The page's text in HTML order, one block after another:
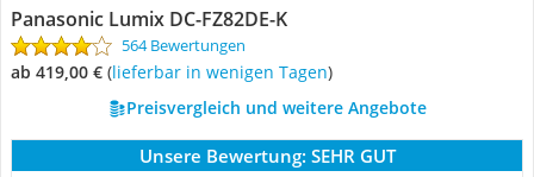
Panasonic Lumix DC-FZ82DE-K
564 Bewertungen
ab 419,00 € ( Lieferbar in wenigen Tagen)
Preisvergleich und weitere Angebote
Unsere Bewertung: SEHR GUT